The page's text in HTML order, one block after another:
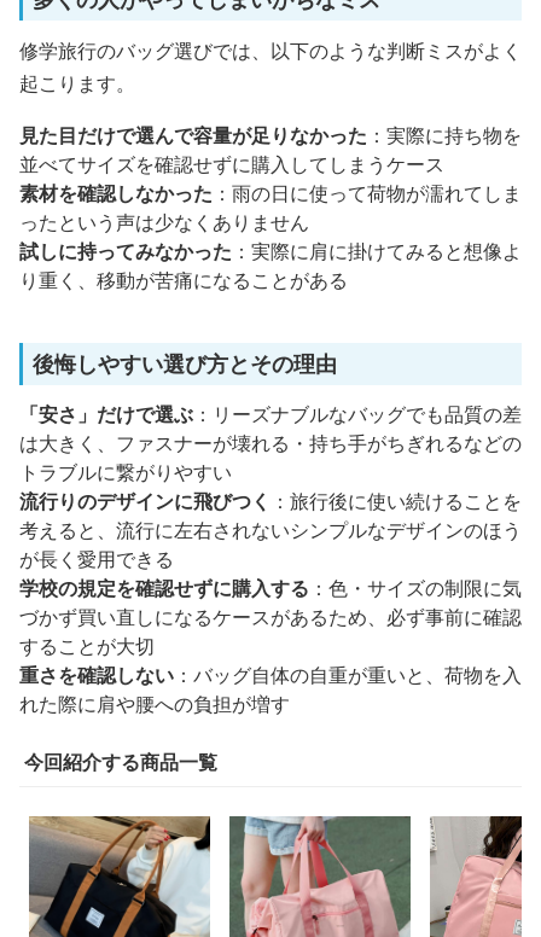
修学旅行のバッグ選びでは、以下のような判断ミスがよく
起こります。
見た目だけで選んで容量が足りなかった ：実際に持ち物を
並べてサイズを確認せずに購入してしまうケース
素材を確認しなかった ：雨の日に使って荷物が濡れてしま
ったという声は少なくありません
試しに持ってみなかった ：実際に肩に掛けてみると想像よ
り重く、移動が苦痛になることがある
後悔しやすい選び方とその理由
「安さ」だけで選ぶ ：リーズナブルなバッグでも品質の差
は大きく、ファスナーが壊れる・持ち手がちぎれるなどの
トラブルに繋がりやすい
流行りのデザインに飛びつく ：旅行後に使い続けることを
考えると、流行に左右されないシンプルなデザインのほう
が長く愛用できる
学校の規定を確認せずに購入する ：色・サイズの制限に気
づかず買い直しになるケースがあるため、必ず事前に確認
することが大切
重さを確認しない ：バッグ自体の自重が重いと、荷物を入
れた際に肩や腰への負担が増す
今回紹介する商品一覧